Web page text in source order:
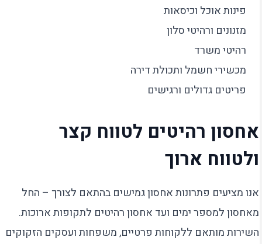
פינות אוכל וכיסאות
מזנונים ורהיטי סלון
רהיטי משרד
מכשירי חשמל ותכולת דירה
פריטים גדולים ורגישים
אחסון רהיטים לטווח קצר
ולטווח ארוך
אנו מציעים פתרונות אחסון גמישים בהתאם לצורך – החל
מאחסון למספר ימים ועד אחסון רהיטים לתקופות ארוכות.
השירות מותאם ללקוחות פרטיים, משפחות ועסקים הזקוקים